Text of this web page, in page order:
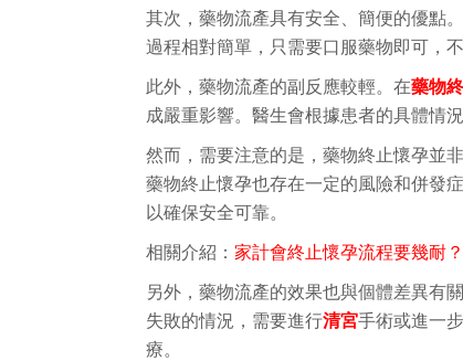
其次，藥物流產具有安全、簡便的優點
過程相對簡單，只需要口服藥物即可，
此外，藥物流產的副反應較輕。在藥物
成嚴重影響。醫生會根據患者的具體情
然而，需要注意的是，藥物終止懷孕並
藥物終止懷孕也存在一定的風險和併發
以確保安全可靠。
相關介紹： 家計會終止懷孕流程要幾耐
另外，藥物流產的效果也與個體差異有
失敗的情況，需要進行清宮手術或進一
療。